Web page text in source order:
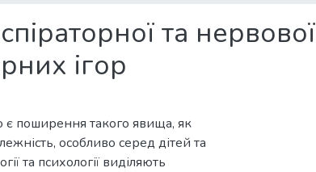
та нервової
ігор
поширення такого явища, як
особливо серед дітей та
та психології виділяють